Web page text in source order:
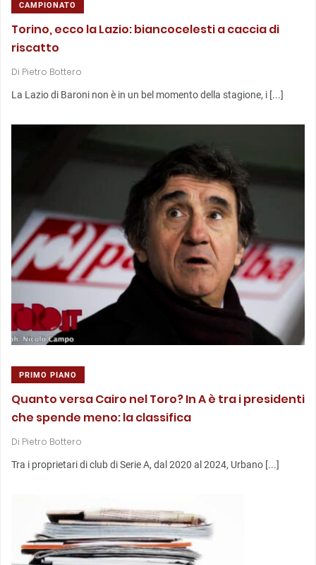
CAMPIONATO
Torino, ecco la Lazio: biancocelesti a caccia di
riscatto
Di Pietro Bottero
La Lazio di Baroni non è in un bel momento della stagione, i [...]
PRIMO PIANO
Quanto versa Cairo nel Toro? In A è tra i presidenti
che spende meno: la classifica
Di Pietro Bottero
Tra i proprietari di club di Serie A, dal 2020 al 2024, Urbano [...]